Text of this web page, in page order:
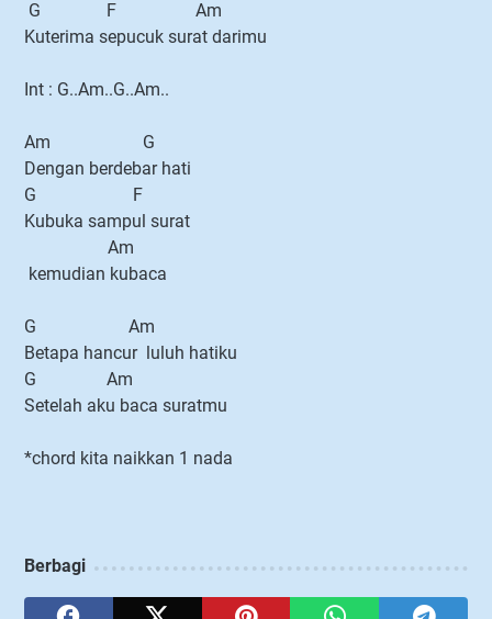
G F Am
Kuterima sepucuk surat darimu
Int : G..Am..G..Am..
Am G
Dengan berdebar hati
G F
Kubuka sampul surat
Am
kemudian kubaca
G Am
Betapa hancur luluh hatiku
G Am
Setelah aku baca suratmu
*chord kita naikkan 1 nada
Berbagi